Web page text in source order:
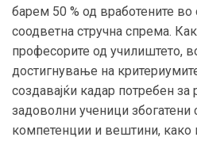
барем 50 % од вработените во
соодветна стручна спрема.
професорите од училиштето,
достигнување на
создавајќи кадар потребен за
задоволни ученици збогатени
компетенции и вештини, како